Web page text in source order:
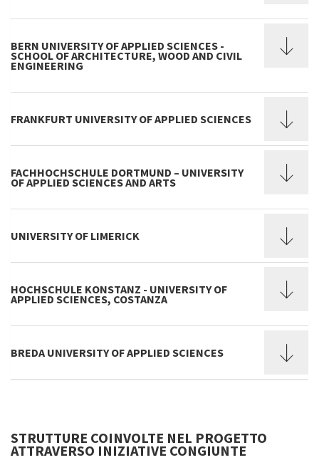
BERN UNIVERSITY OF APPLIED SCIENCES -
SCHOOL OF ARCHITECTURE, WOOD AND CIVIL
ENGINEERING
FRANKFURT UNIVERSITY OF APPLIED SCIENCES
FACHHOCHSCHULE DORTMUND – UNIVERSITY
OF APPLIED SCIENCES AND ARTS
UNIVERSITY OF LIMERICK
HOCHSCHULE KONSTANZ - UNIVERSITY OF
APPLIED SCIENCES, COSTANZA
BREDA UNIVERSITY OF APPLIED SCIENCES
STRUTTURE COINVOLTE NEL PROGETTO
ATTRAVERSO INIZIATIVE CONGIUNTE